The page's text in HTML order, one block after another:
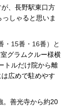
、長野駅東口方
しゃると思いま
・15番・16番）と
グラムクルー様横
トルだけ院から離
広めで駐めやす
。善光寺から約20